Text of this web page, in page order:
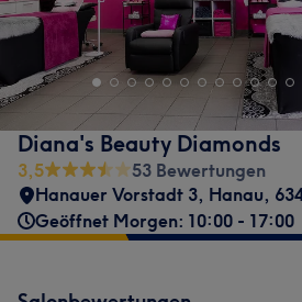
Diana's Beauty Diamonds
3,5
53 Bewertungen
Hanauer Vorstadt 3, Hanau,
Geöffnet Morgen: 10:00 - 17:00